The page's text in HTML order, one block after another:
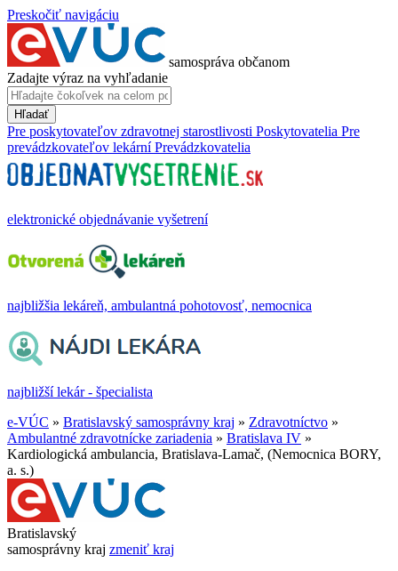
Preskočiť navigáciu
samospráva občanom
Zadajte výraz na vyhľadanie
Hľadať
Pre poskytovateľov zdravotnej starostlivosti Poskytovatelia Pre
prevádzkovateľov lekární Prevádzkovatelia
elektronické objednávanie vyšetrení
najbližšia lekáreň, ambulantná pohotovosť, nemocnica
najbližší lekár - špecialista
e-VÚC » Bratislavský samosprávny kraj » Zdravotníctvo »
Ambulantné zdravotnícke zariadenia » Bratislava IV »
Kardiologická ambulancia, Bratislava-Lamač, (Nemocnica BORY,
a. s.)
Bratislavský
samosprávny kraj zmeniť kraj